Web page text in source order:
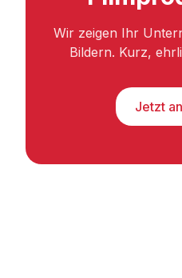
Wir zeigen Ihr
Bildern. Kurz,
Jetzt